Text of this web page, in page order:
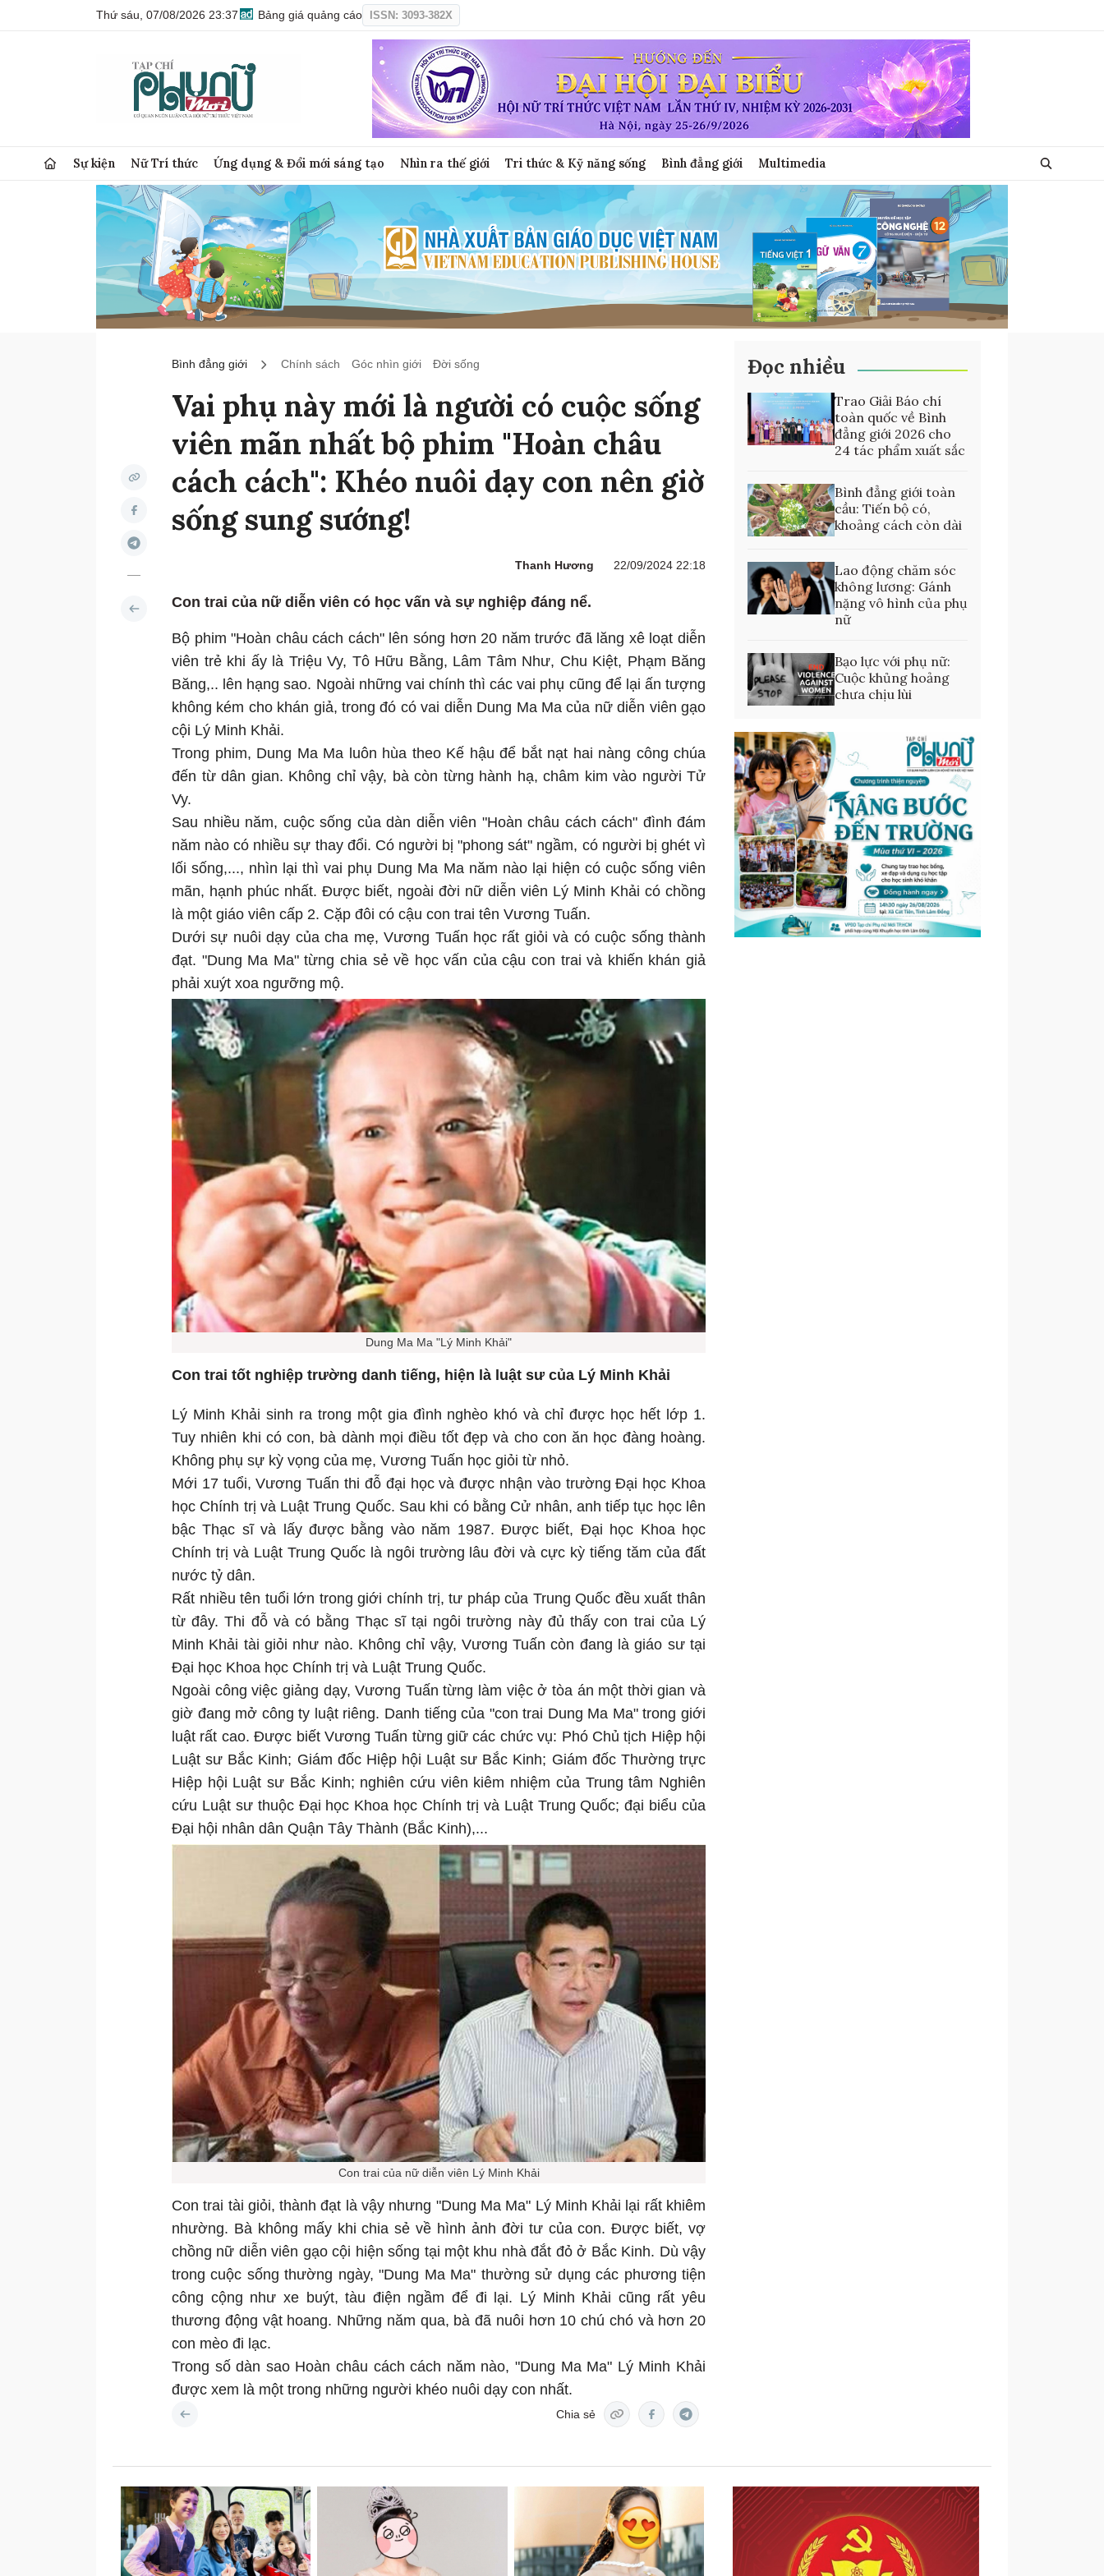
Thứ sáu, 07/08/2026 23:37 Bảng giá quảng cáo ISSN: 3093-382X
Sự kiện Nữ Trí thức Ứng dụng & Đổi mới sáng tạo Nhìn ra thế giới Tri thức & Kỹ năng sống Bình đẳng giới Multimedia
Bình đẳng giới Chính sách Góc nhìn giới Đời sống
Vai phụ này mới là người có cuộc sống
viên mãn nhất bộ phim "Hoàn châu
cách cách": Khéo nuôi dạy con nên giờ
sống sung sướng!
Thanh Hương 22/09/2024 22:18
Con trai của nữ diễn viên có học vấn và sự nghiệp đáng nể.
Bộ phim "Hoàn châu cách cách" lên sóng hơn 20 năm trước đã lăng xê loạt diễn
viên trẻ khi ấy là Triệu Vy, Tô Hữu Bằng, Lâm Tâm Như, Chu Kiệt, Phạm Băng
Băng,.. lên hạng sao. Ngoài những vai chính thì các vai phụ cũng để lại ấn tượng
không kém cho khán giả, trong đó có vai diễn Dung Ma Ma của nữ diễn viên gạo
cội Lý Minh Khải.
Trong phim, Dung Ma Ma luôn hùa theo Kế hậu để bắt nạt hai nàng công chúa
đến từ dân gian. Không chỉ vậy, bà còn từng hành hạ, châm kim vào người Tử
Vy.
Sau nhiều năm, cuộc sống của dàn diễn viên "Hoàn châu cách cách" đình đám
năm nào có nhiều sự thay đổi. Có người bị "phong sát" ngầm, có người bị ghét vì
lối sống,..., nhìn lại thì vai phụ Dung Ma Ma năm nào lại hiện có cuộc sống viên
mãn, hạnh phúc nhất. Được biết, ngoài đời nữ diễn viên Lý Minh Khải có chồng
là một giáo viên cấp 2. Cặp đôi có cậu con trai tên Vương Tuấn.
Dưới sự nuôi dạy của cha mẹ, Vương Tuấn học rất giỏi và có cuộc sống thành
đạt. "Dung Ma Ma" từng chia sẻ về học vấn của cậu con trai và khiến khán giả
phải xuýt xoa ngưỡng mộ.
Dung Ma Ma "Lý Minh Khải"
Con trai tốt nghiệp trường danh tiếng, hiện là luật sư của Lý Minh Khải
Lý Minh Khải sinh ra trong một gia đình nghèo khó và chỉ được học hết lớp 1.
Tuy nhiên khi có con, bà dành mọi điều tốt đẹp và cho con ăn học đàng hoàng.
Không phụ sự kỳ vọng của mẹ, Vương Tuấn học giỏi từ nhỏ.
Mới 17 tuổi, Vương Tuấn thi đỗ đại học và được nhận vào trường Đại học Khoa
học Chính trị và Luật Trung Quốc. Sau khi có bằng Cử nhân, anh tiếp tục học lên
bậc Thạc sĩ và lấy được bằng vào năm 1987. Được biết, Đại học Khoa học
Chính trị và Luật Trung Quốc là ngôi trường lâu đời và cực kỳ tiếng tăm của đất
nước tỷ dân.
Rất nhiều tên tuổi lớn trong giới chính trị, tư pháp của Trung Quốc đều xuất thân
từ đây. Thi đỗ và có bằng Thạc sĩ tại ngôi trường này đủ thấy con trai của Lý
Minh Khải tài giỏi như nào. Không chỉ vậy, Vương Tuấn còn đang là giáo sư tại
Đại học Khoa học Chính trị và Luật Trung Quốc.
Ngoài công việc giảng dạy, Vương Tuấn từng làm việc ở tòa án một thời gian và
giờ đang mở công ty luật riêng. Danh tiếng của "con trai Dung Ma Ma" trong giới
luật rất cao. Được biết Vương Tuấn từng giữ các chức vụ: Phó Chủ tịch Hiệp hội
Luật sư Bắc Kinh; Giám đốc Hiệp hội Luật sư Bắc Kinh; Giám đốc Thường trực
Hiệp hội Luật sư Bắc Kinh; nghiên cứu viên kiêm nhiệm của Trung tâm Nghiên
cứu Luật sư thuộc Đại học Khoa học Chính trị và Luật Trung Quốc; đại biểu của
Đại hội nhân dân Quận Tây Thành (Bắc Kinh),...
Con trai của nữ diễn viên Lý Minh Khải
Con trai tài giỏi, thành đạt là vậy nhưng "Dung Ma Ma" Lý Minh Khải lại rất khiêm
nhường. Bà không mấy khi chia sẻ về hình ảnh đời tư của con. Được biết, vợ
chồng nữ diễn viên gạo cội hiện sống tại một khu nhà đắt đỏ ở Bắc Kinh. Dù vậy
trong cuộc sống thường ngày, "Dung Ma Ma" thường sử dụng các phương tiện
công cộng như xe buýt, tàu điện ngầm để đi lại. Lý Minh Khải cũng rất yêu
thương động vật hoang. Những năm qua, bà đã nuôi hơn 10 chú chó và hơn 20
con mèo đi lạc.
Trong số dàn sao Hoàn châu cách cách năm nào, "Dung Ma Ma" Lý Minh Khải
được xem là một trong những người khéo nuôi dạy con nhất.
Chia sẻ
Đọc nhiều
Trao Giải Báo chí
toàn quốc về Bình
đẳng giới 2026 cho
24 tác phẩm xuất sắc
Bình đẳng giới toàn
cầu: Tiến bộ có,
khoảng cách còn dài
Lao động chăm sóc
không lương: Gánh
nặng vô hình của phụ
nữ
Bạo lực với phụ nữ:
Cuộc khủng hoảng
chưa chịu lùi